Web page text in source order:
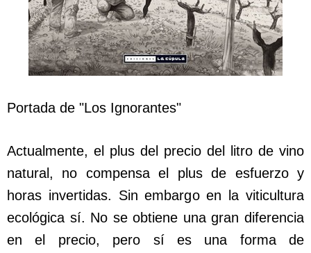
Portada de "Los Ignorantes"
Actualmente, el plus del precio del litro de vino
natural, no compensa el plus de esfuerzo y
horas invertidas. Sin embargo en la viticultura
ecológica sí. No se obtiene una gran diferencia
en el precio, pero sí es una forma de